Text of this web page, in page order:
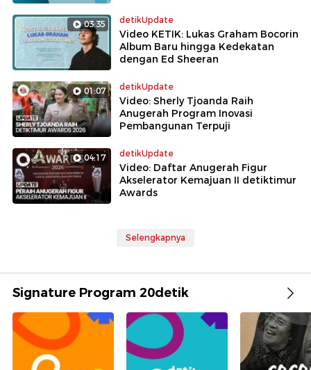
03:35 detikUpdate
Video KETIK: Lukas Graham Bocorin
Album Baru hingga Kedekatan
dengan Ed Sheeran
01:07 detikUpdate
Video: Sherly Tjoanda Raih
Anugerah Program Inovasi
Pembangunan Terpuji
04:17 detikUpdate
Video: Daftar Anugerah Figur
Akselerator Kemajuan II detiktimur
Awards
Selengkapnya
Signature Program 20detik